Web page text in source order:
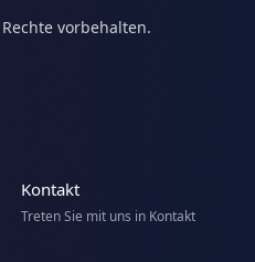
vorbehalten.
Kontakt
Treten Sie mit uns in Kontakt